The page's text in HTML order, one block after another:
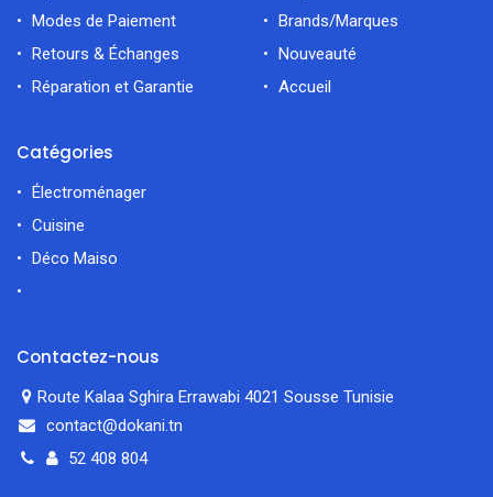
Modes de Paiement
Retours & Échanges
Réparation et Garantie
Brands/Marques
Nouveauté
Accueil
Catégories
Électroménager
Cuisine
Déco Maiso
Contactez-nous
Route Kalaa Sghira Errawabi 4021 Sousse Tunisie
contact@dokani.tn
52 408 804